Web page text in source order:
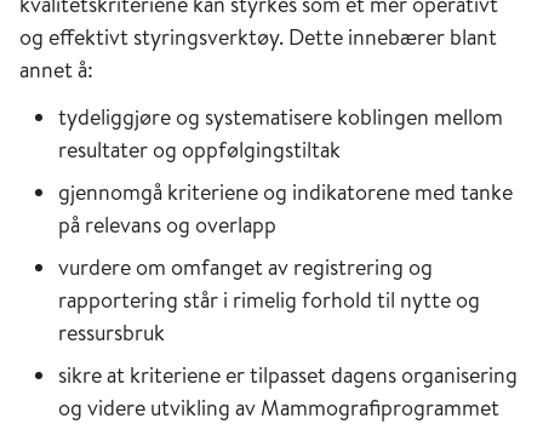
og effektivt styringsverktøy. Dette innebærer blant
annet å:
tydeliggjøre og systematisere koblingen mellom
resultater og oppfølgingstiltak
gjennomgå kriteriene og indikatorene med tanke
på relevans og overlapp
vurdere om omfanget av registrering og
rapportering står i rimelig forhold til nytte og
ressursbruk
sikre at kriteriene er tilpasset dagens organisering
og videre utvikling av Mammografiprogrammet